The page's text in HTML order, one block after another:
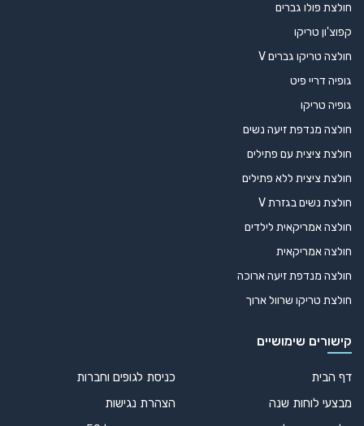
חולצת פולו גברים
קפוצ'ון טריקו
חולצה טריקו גברים V
גופיה דריי פיט
גופיה טריקו
חולצה מנדפת זיעה נשים
חולצת ציצית עם פתילים
חולצת ציצית ללא פתילים
חולצת נשים בגזרת V
חולצה אמריקאית לילדים
חולצה אמריקאית
חולצה מנדפת זיעה ארוכה
חולצת טריקו שרוול ארוך
קישורים שימושיים
דף הבית
מבצעי לוחות שנה
כניסת לגופים וחברות
הצהרת נגישות